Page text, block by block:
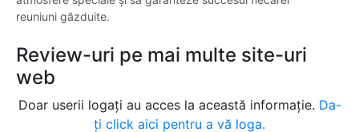
reuniuni găzduite.
Review-uri pe mai multe site-uri
web
Doar userii logați au acces la această informație. Da-
ți click aici pentru a vă loga.